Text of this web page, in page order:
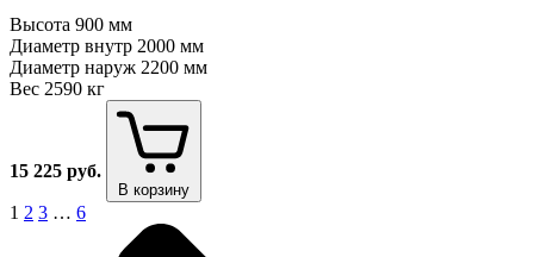
Высота 900 мм
Диаметр внутр 2000 мм
Диаметр наруж 2200 мм
Вес 2590 кг
15 225 руб.
В корзину
1 2 3 … 6